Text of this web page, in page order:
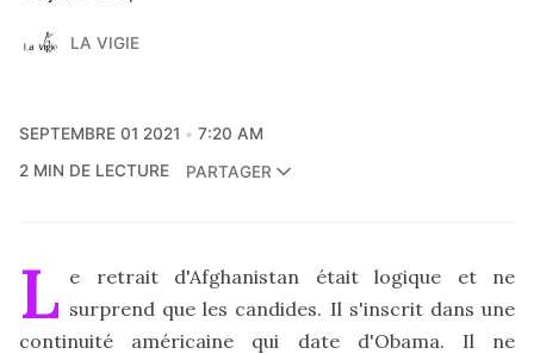
LA VIGIE
SEPTEMBRE 01 2021
7:20 AM
2 MIN DE LECTURE
PARTAGER
L e retrait d'Afghanistan était logique et ne
surprend que les candides. Il s'inscrit dans une
continuité américaine qui date d'Obama. Il ne